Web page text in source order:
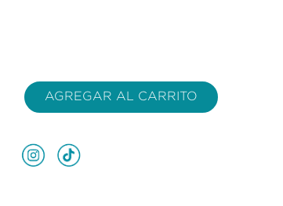
AGREGAR AL CARRITO